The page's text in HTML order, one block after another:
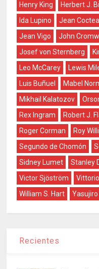
Henry King
Herbert J.
Ida Lupino
Jean
Jean Vigo
John
Josef von Sternberg
Leo McCarey
Lewis
Luis Buñuel
Mabel
Mikhail Kalatozov
Rex Ingram
Robert J.
Roger Corman
Roy
Segundo de Chomón
Sidney Lumet
Stanley
Victor Sjöström
William S. Hart
Yasujiro
Recientes